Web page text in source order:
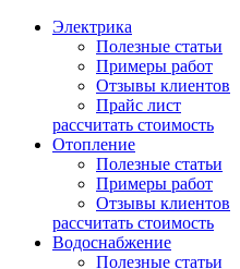
Электрика
Полезные статьи
Примеры работ
Отзывы клиентов
Прайс лист
рассчитать стоимость
Отопление
Полезные статьи
Примеры работ
Отзывы клиентов
рассчитать стоимость
Водоснабжение
Полезные статьи